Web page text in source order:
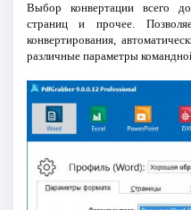
Выбор конвертации всего
страниц и прочее.
конвертирования,
различные параметры